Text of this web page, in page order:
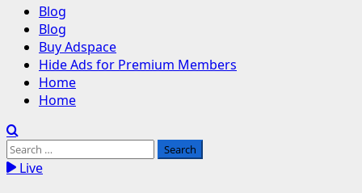
Primary
Menu
Blog
Blog
Buy Adspace
Hide Ads for Premium Members
Home
Home
Search
for:Live